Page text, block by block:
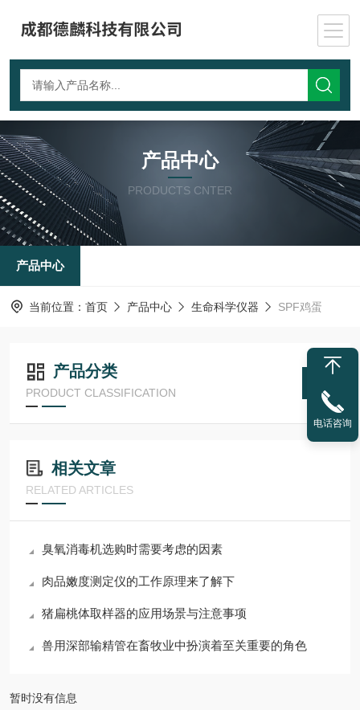
产品中心
PRODUCTS CNTER
产品中心
当前位置： 首页 产品中心 生命科学仪器 SPF鸡蛋
产品分类
PRODUCT CLASSIFICATION
相关文章
RELATED ARTICLES
臭氧消毒机选购时需要考虑的因素
肉品嫩度测定仪的工作原理来了解下
猪扁桃体取样器的应用场景与注意事项
兽用深部输精管在畜牧业中扮演着至关重要的角色
暂时没有信息
电话咨询